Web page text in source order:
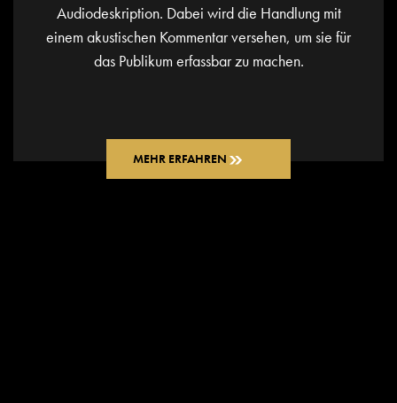
Audiodeskription. Dabei wird die Handlung mit
einem akustischen Kommentar versehen, um sie für
das Publikum erfassbar zu machen.
MEHR ERFAHREN